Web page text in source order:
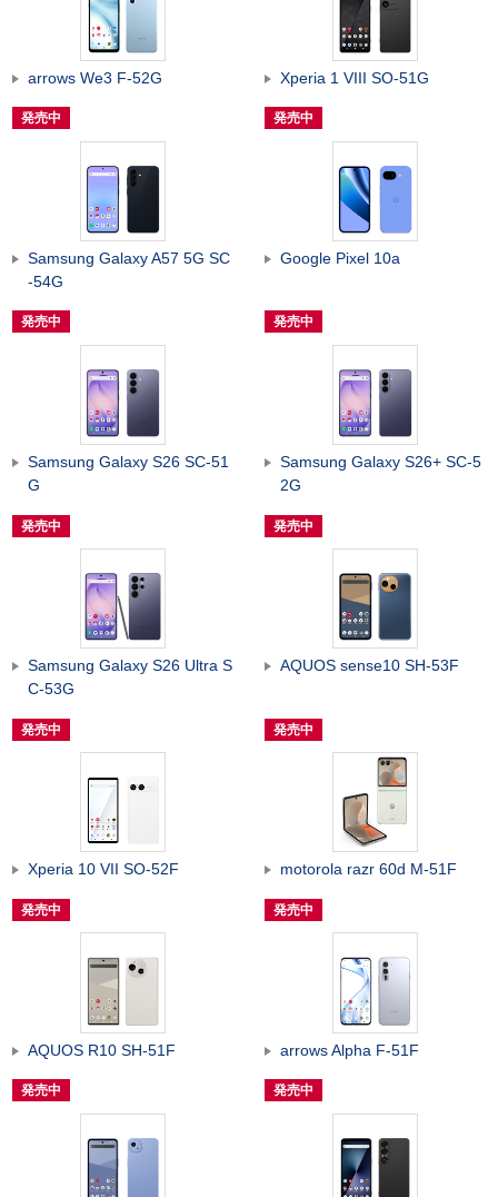
arrows We3 F-52G
発売中
Xperia 1 VIII SO-51G
発売中
Samsung Galaxy A57 5G SC
-54G
発売中
Google Pixel 10a
発売中
Samsung Galaxy S26 SC-51
G
発売中
Samsung Galaxy S26+ SC-5
2G
発売中
Samsung Galaxy S26 Ultra S
C-53G
発売中
AQUOS sense10 SH-53F
発売中
Xperia 10 VII SO-52F
発売中
motorola razr 60d M-51F
発売中
AQUOS R10 SH-51F
発売中
arrows Alpha F-51F
発売中